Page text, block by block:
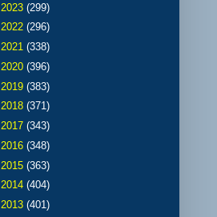
2023 (299)
2022 (296)
2021 (338)
2020 (396)
2019 (383)
2018 (371)
2017 (343)
2016 (348)
2015 (363)
2014 (404)
2013 (401)